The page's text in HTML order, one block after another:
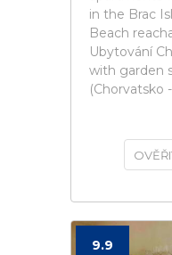
in the Brac
Beach
Ubytování
with garden
(Chorvatsko
9.9